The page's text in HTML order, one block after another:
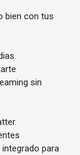
bien con tus
sin
para